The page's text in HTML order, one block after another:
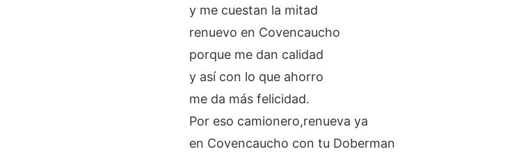
y me cuestan la mitad
renuevo en Covencaucho
porque me dan calidad
y así con lo que ahorro
me da más felicidad.
Por eso camionero,renueva ya
en Covencaucho con tu Doberman